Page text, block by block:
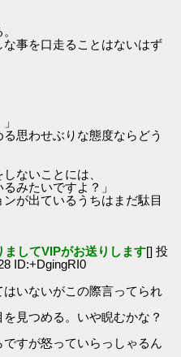
事を口走ることはないはず
思わせぶりな態度ならどう
ないことには、
みたいですよ？」
が出ているうちはまだ駄目
ましてVIPがお送りします[] 投
ID:+DgingRI0
いないがこの際言ってられ
見つめる。いや睨むかな？
ですが怒っていらっしゃるん